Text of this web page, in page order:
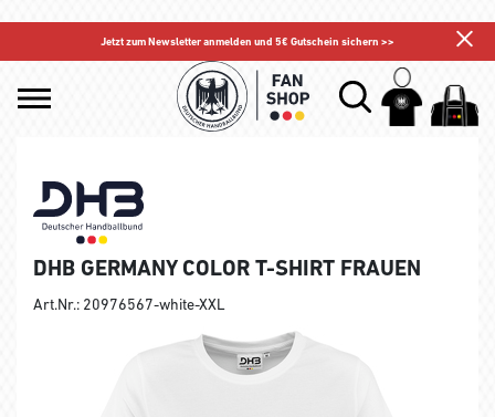
Jetzt zum Newsletter anmelden und 5€ Gutschein sichern >>
DHB GERMANY COLOR T-SHIRT FRAUEN
Art.Nr.: 20976567-white-XXL